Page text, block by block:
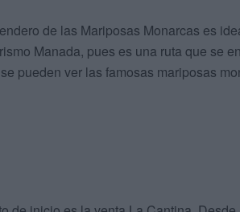
de las Mariposas Monarcas es
Manada, pues es una ruta que se
pueden ver las famosas mariposas